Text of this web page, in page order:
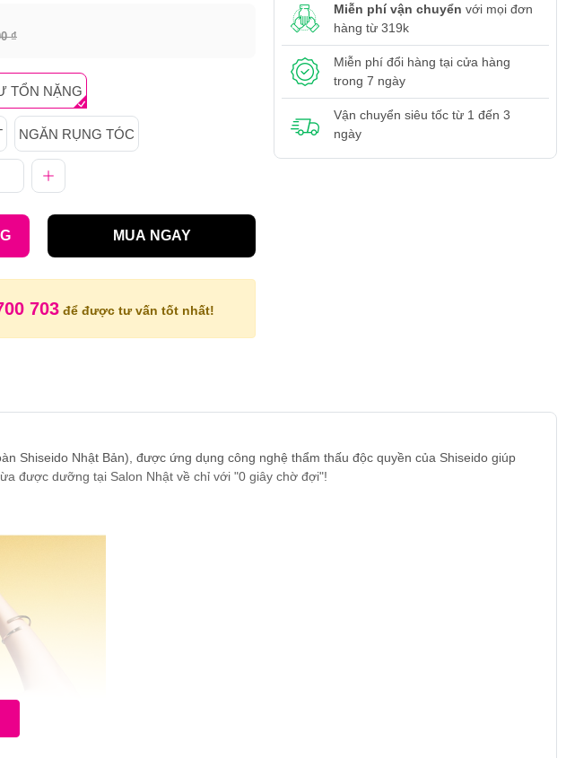
₫
TỔN NẶNG
NGĂN RỤNG TÓC
MUA NGAY
703 để được tư vấn tốt nhất!
Miễn phí vận chuyển với mọi đơn
hàng từ 319k
Miễn phí đổi hàng tại cửa hàng
trong 7 ngày
Vận chuyển siêu tốc từ 1 đến 3
ngày
Shiseido Nhật Bản), được ứng dụng công nghệ thẩm thấu độc quyền của Shiseido giúp
được dưỡng tại Salon Nhật về chỉ với "0 giây chờ đợi"!